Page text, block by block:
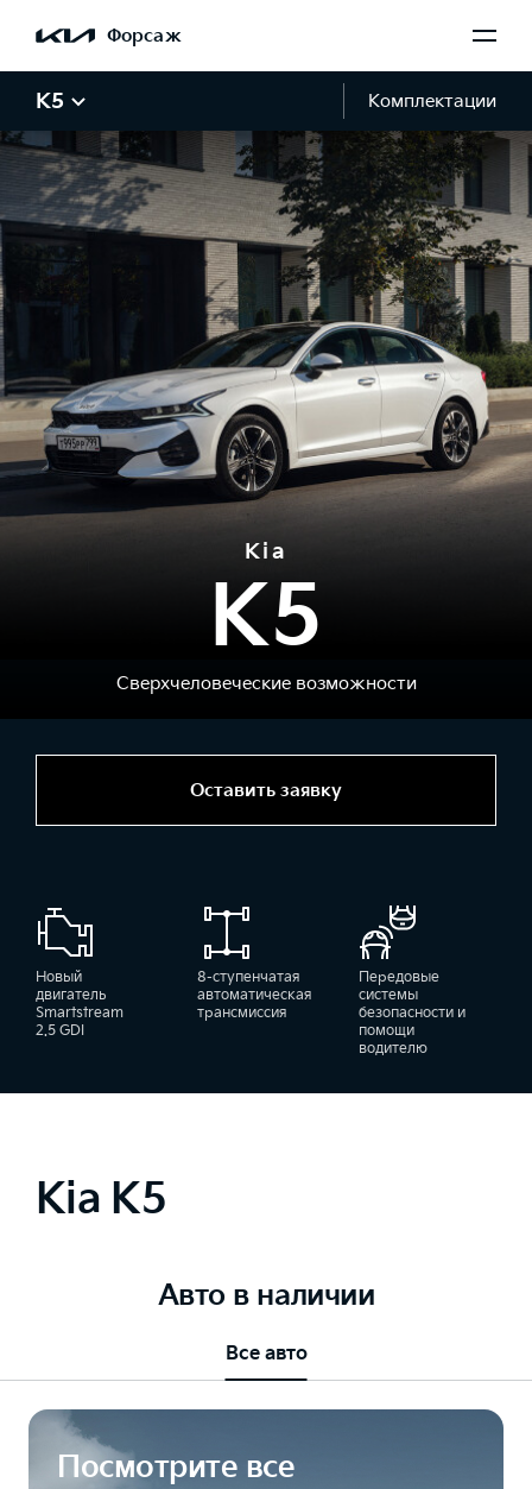
Форсаж
K5 Комплектации
Оставить заявку
Kia
K5
Сверхчеловеческие возможности
Новый
двигатель
Smartstream
2.5 GDI
8-ступенчатая
автоматическая
трансмиссия
Передовые
системы
безопасности и
помощи
водителю
Kia K5
Авто в наличии
Все авто
Посмотрите все